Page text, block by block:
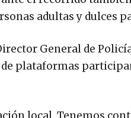
adultas y dulces
General de
plataformas